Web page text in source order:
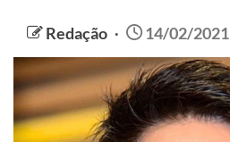
Redação 14/02/2021